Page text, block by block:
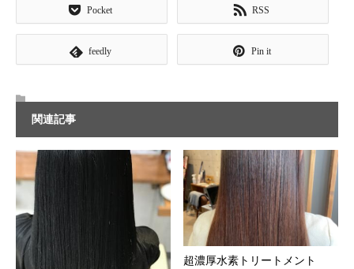
Pocket RSS
feedly Pin it
関連記事
超濃厚水素トリートメント